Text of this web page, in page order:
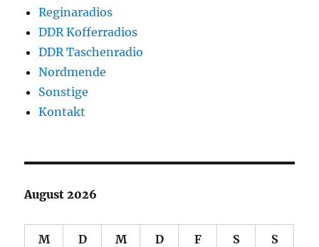
Reginaradios
DDR Kofferradios
DDR Taschenradio
Nordmende
Sonstige
Kontakt
August 2026
M D M D F S S